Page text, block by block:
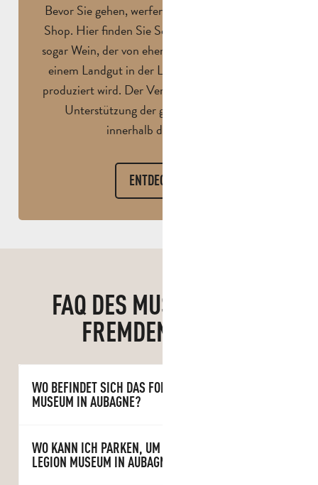
Bevor Sie gehen, werfen Sie einen Blick in den
Shop. Hier finden Sie Souvenirs, Bücher… und
sogar Wein, der von ehemaligen Legionären auf
einem Landgut in der Landschaft Puyloubier
produziert wird. Der Verkauf geht direkt an die
Unterstützung der gegenseitigen Hilfe
innerhalb der Legion.
ENTDECKE
FAQ DES MUSEUMS DER
FREMDENLEGION
WO BEFINDET SICH DAS FOREIGN LEGION
MUSEUM IN AUBAGNE?
WO KANN ICH PARKEN, UM DAS FOREIGN
LEGION MUSEUM IN AUBAGNE ZU BESUCHEN?